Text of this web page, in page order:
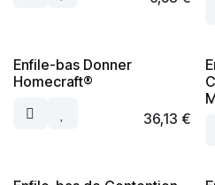
Enfile-bas Donner
Homecraft®
36,13 €